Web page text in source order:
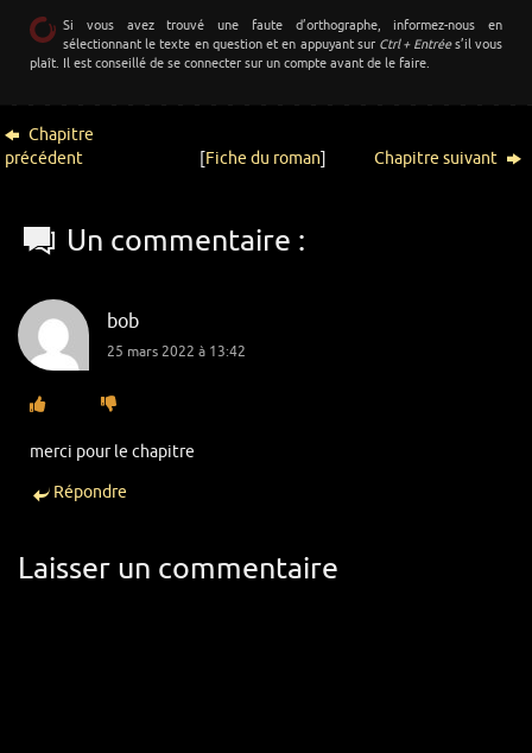
Si vous avez trouvé une faute d’orthographe, informez-nous en
sélectionnant le texte en question et en appuyant sur Ctrl + Entrées’il vous
plaît. Il est conseillé de se connecter sur un compte avant de le faire.
Chapitre
précédent
[Fiche du roman] Chapitre suivant
Un commentaire :
bob
25 mars 2022 à 13:42
merci pour le chapitre
Répondre
Laisser un commentaire